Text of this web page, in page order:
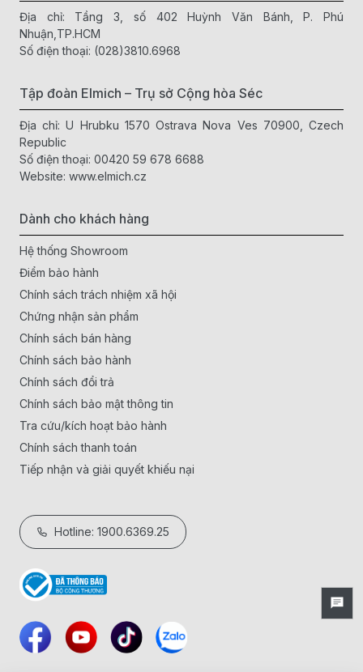
Địa chỉ: Tầng 3, số 402 Huỳnh Văn Bánh, P. Phú
Nhuận,TP.HCM
Số điện thoại: (028)3810.6968
Tập đoàn Elmich – Trụ sở Cộng hòa Séc
Địa chỉ: U Hrubku 1570 Ostrava Nova Ves 70900, Czech
Republic
Số điện thoại: 00420 59 678 6688
Website: www.elmich.cz
Dành cho khách hàng
Hệ thống Showroom
Điểm bảo hành
Chính sách trách nhiệm xã hội
Chứng nhận sản phẩm
Chính sách bán hàng
Chính sách bảo hành
Chính sách đổi trả
Chính sách bảo mật thông tin
Tra cứu/kích hoạt bảo hành
Chính sách thanh toán
Tiếp nhận và giải quyết khiếu nại
Hotline: 1900.6369.25